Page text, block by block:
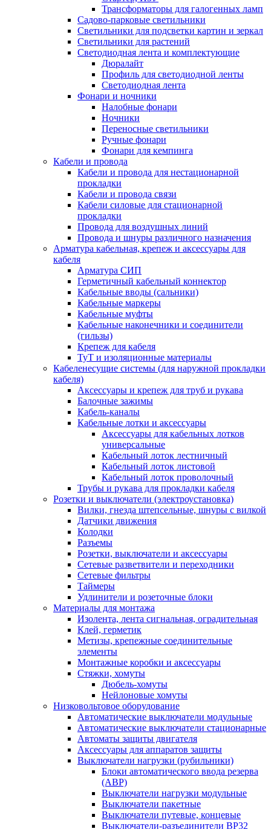
Трансформаторы для галогенных ламп
Садово-парковые светильники
Светильники для подсветки картин и зеркал
Светильники для растений
Светодиодная лента и комплектующие
Дюралайт
Профиль для светодиодной ленты
Светодиодная лента
Фонари и ночники
Налобные фонари
Ночники
Переносные светильники
Ручные фонари
Фонари для кемпинга
Кабели и провода
Кабели и провода для нестационарной
прокладки
Кабели и провода связи
Кабели силовые для стационарной
прокладки
Провода для воздушных линий
Провода и шнуры различного назначения
Арматура кабельная, крепеж и аксессуары для
кабеля
Арматура СИП
Герметичный кабельный коннектор
Кабельные вводы (сальники)
Кабельные маркеры
Кабельные муфты
Кабельные наконечники и соединители
(гильзы)
Крепеж для кабеля
ТуТ и изоляционные материалы
Кабеленесущие системы (для наружной прокладки
кабеля)
Аксессуары и крепеж для труб и рукава
Балочные зажимы
Кабель-каналы
Кабельные лотки и аксессуары
Аксессуары для кабельных лотков
универсальные
Кабельный лоток лестничный
Кабельный лоток листовой
Кабельный лоток проволочный
Трубы и рукава для прокладки кабеля
Розетки и выключатели (электроустановка)
Вилки, гнезда штепсельные, шнуры с вилкой
Датчики движения
Колодки
Разъемы
Розетки, выключатели и аксессуары
Сетевые разветвители и переходники
Сетевые фильтры
Таймеры
Удлинители и розеточные блоки
Материалы для монтажа
Изолента, лента сигнальная, оградительная
Клей, герметик
Метизы, крепежные соединительные
элементы
Монтажные коробки и аксессуары
Стяжки, хомуты
Дюбель-хомуты
Нейлоновые хомуты
Низковольтовое оборудование
Автоматические выключатели модульные
Автоматические выключатели стационарные
Автоматы защиты двигателя
Аксессуары для аппаратов защиты
Выключатели нагрузки (рубильники)
Блоки автоматического ввода резерва
(АВР)
Выключатели нагрузки модульные
Выключатели пакетные
Выключатели путевые, концевые
Выключатели-разъединители ВР32